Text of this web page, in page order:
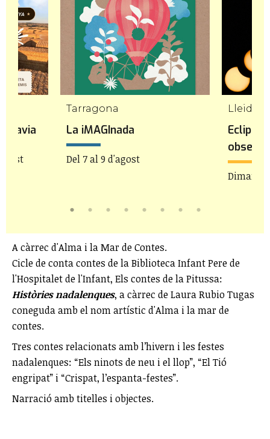
Pavia
Tarragona
La iMAGInada
Del 7 al 9 d'agost
Lleida
Dimarts
A càrrec d'Alma i la Mar de Contes.
Cicle de conta contes de la Biblioteca Infant Pere de
l'Hospitalet de l'Infant, Els contes de la Pitussa:
Històries nadalenques, a càrrec de Laura Rubio Tugas
coneguda amb el nom artístic d'Alma i la mar de
contes.
Tres contes relacionats amb l’hivern i les festes
nadalenques: “Els ninots de neu i el llop”, “El Tió
engripat” i “Crispat, l’espanta-festes”.
Narració amb titelles i objectes.